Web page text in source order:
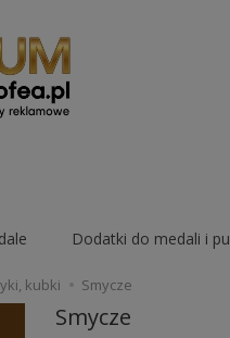
Dodatki do medali i
kubki Smycze
Smycze